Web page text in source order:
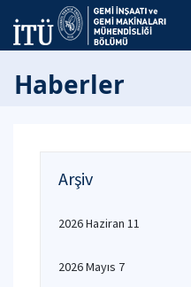
Haberler
Arşiv
2026 Haziran 11
2026 Mayıs 7